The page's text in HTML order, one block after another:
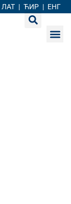
ЛАТ | ЋИР | ЕНГ